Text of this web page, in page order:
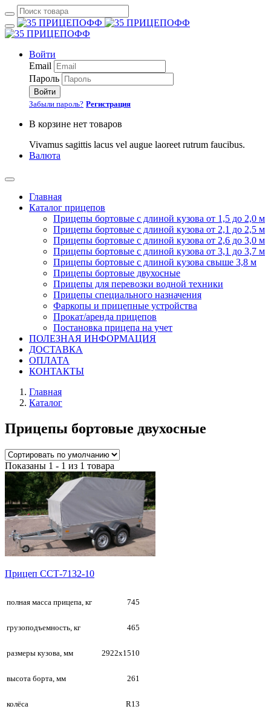
Войти
Email
Пароль
Войти
Забыли пароль? Регистрация
В корзине нет товаров
Vivamus sagittis lacus vel augue laoreet rutrum faucibus.
Валюта
Главная
Каталог прицепов
Прицепы бортовые с длиной кузова от 1,5 до 2,0 м
Прицепы бортовые с длиной кузова от 2,1 до 2,5 м
Прицепы бортовые с длиной кузова от 2,6 до 3,0 м
Прицепы бортовые с длиной кузова от 3,1 до 3,7 м
Прицепы бортовые с длиной кузова свыше 3,8 м
Прицепы бортовые двухосные
Прицепы для перевозки водной техники
Прицепы специального назначения
Фаркопы и прицепные устройства
Прокат/аренда прицепов
Постановка прицепа на учет
ПОЛЕЗНАЯ ИНФОРМАЦИЯ
ДОСТАВКА
ОПЛАТА
КОНТАКТЫ
Главная
Каталог
Прицепы бортовые двухосные
Показаны 1 - 1 из 1 товара
Прицеп ССТ-7132-10
полная масса прицепа, кг 745
грузоподъемность, кг 465
размеры кузова, мм 2922х1510
высота борта, мм 261
колёса R13